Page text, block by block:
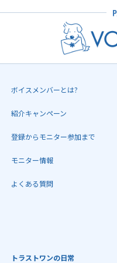
ボイスメンバーとは?
紹介キャンペーン
登録からモニター参加まで
モニター情報
よくある質問
トラストワンの日常